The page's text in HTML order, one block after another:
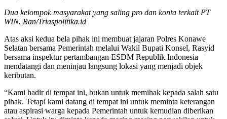
Dua kelompok masyarakat yang saling pro dan konta terkait PT
WIN.|Ran/Triaspolitika.id
Atas aksi kedua bela pihak ini membuat jajaran Polres Konawe
Selatan bersama Pemerintah melalui Wakil Bupati Konsel, Rasyid
bersama inspektur pertambangan ESDM Republik Indonesia
mendatangi dan meninjau langsung lokasi yang menjadi objek
keributan.
“Kami hadir di tempat ini, bukan untuk memihak kepada salah satu
pihak. Tetapi kami datang di tempat ini untuk meminta keterangan
atau aspirasi warga kepada Pemerintah untuk kemudian diberikan